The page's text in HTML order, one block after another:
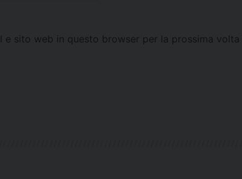
e sito web in questo browser per la prossima volta